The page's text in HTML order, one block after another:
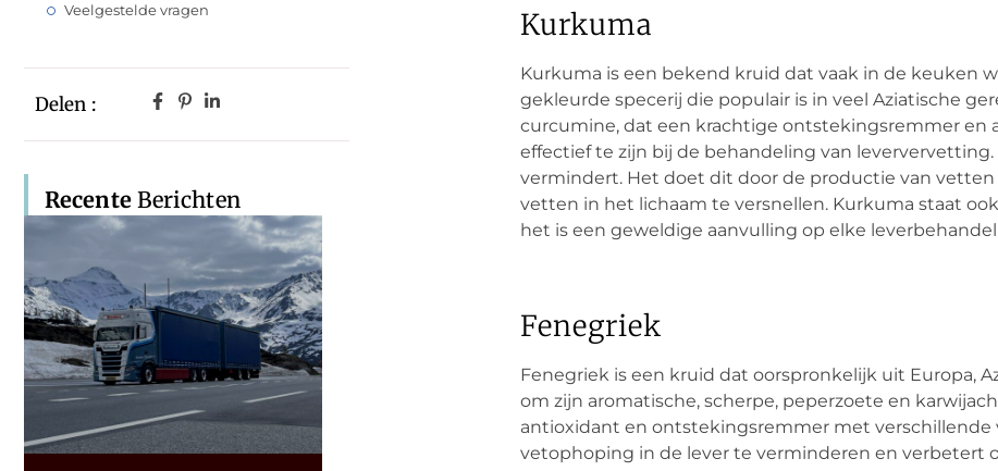
Veelgestelde vragen
Delen :
RecenteBerichten
Kurkuma
Kurkuma is een bekend kruid dat vaak in de keuken
gekleurde specerij die populair is in veel Aziatische
curcumine, dat een krachtige ontstekingsremmer en
effectief te zijn bij de behandeling van
vermindert. Het doet dit door de productie van
vetten in het lichaam te versnellen. Kurkuma staat
het is een geweldige aanvulling op elke
Fenegriek
Fenegriek is een kruid dat oorspronkelijk uit Europa,
om zijn aromatische, scherpe, peperzoete en
antioxidant en ontstekingsremmer met verschillende
vetophoping in de lever te verminderen en verbetert